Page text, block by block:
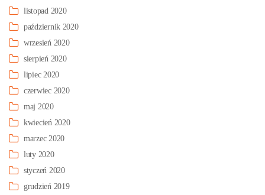
listopad 2020
październik 2020
wrzesień 2020
sierpień 2020
lipiec 2020
czerwiec 2020
maj 2020
kwiecień 2020
marzec 2020
luty 2020
styczeń 2020
grudzień 2019